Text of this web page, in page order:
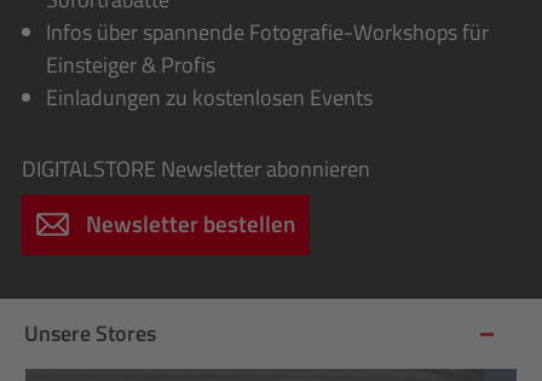
Infos über spannende Fotografie-Workshops für
Einsteiger & Profis
Einladungen zu kostenlosen Events
DIGITALSTORE Newsletter abonnieren
Newsletter bestellen
Unsere Stores